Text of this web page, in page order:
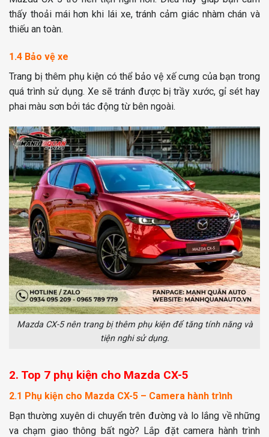
thấy thoải mái hơn khi lái xe, tránh cảm giác nhàm chán và
thiếu an toàn.
1.4 Bảo vệ xe
Trang bị thêm phụ kiện có thể bảo vệ xế cưng của bạn trong
quá trình sử dụng. Xe sẽ tránh được bị trầy xước, gỉ sét hay
phai màu sơn bởi tác động từ bên ngoài.
Mazda CX-5 nên trang bị thêm phụ kiện để tăng tính năng và
tiện nghi sử dụng.
2. Top 7 phụ kiện cho Mazda CX-5
2.1 Phụ kiện cho Mazda CX-5 – Camera hành trình
Bạn thường xuyên di chuyển trên đường và lo lắng về những
va chạm giao thông bất ngờ? Lắp đặt camera hành trình